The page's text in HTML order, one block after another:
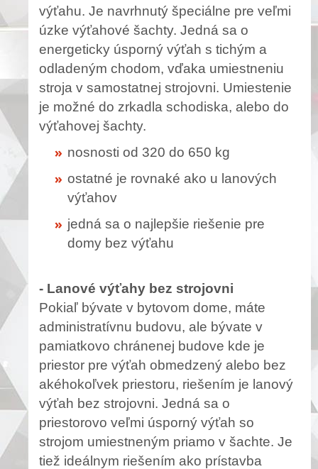
výťahu. Je navrhnutý špeciálne pre veľmi
úzke výťahové šachty. Jedná sa o
energeticky úsporný výťah s tichým a
odladeným chodom, vďaka umiestneniu
stroja v samostatnej strojovni. Umiestenie
je možné do zrkadla schodiska, alebo do
výťahovej šachty.
nosnosti od 320 do 650 kg
ostatné je rovnaké ako u lanových
výťahov
jedná sa o najlepšie riešenie pre
domy bez výťahu
- Lanové výťahy bez strojovni
Pokiaľ bývate v bytovom dome, máte
administratívnu budovu, ale bývate v
pamiatkovo chránenej budove kde je
priestor pre výťah obmedzený alebo bez
akéhokoľvek priestoru, riešením je lanový
výťah bez strojovni. Jedná sa o
priestorovo veľmi úsporný výťah so
strojom umiestneným priamo v šachte. Je
tiež ideálnym riešením ako prístavba